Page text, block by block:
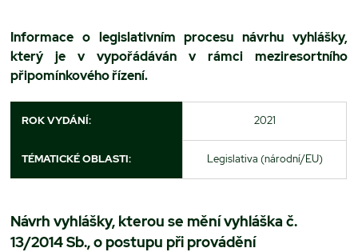
Informace o legislativním procesu návrhu vyhlášky,
který je v vypořádáván v rámci meziresortního
připomínkového řízení.
ROK VYDÁNÍ: 2021
TÉMATICKÉ OBLASTI: Legislativa (národní/EU)
Návrh vyhlášky, kterou se mění vyhláška č.
13/2014 Sb., o postupu při provádění